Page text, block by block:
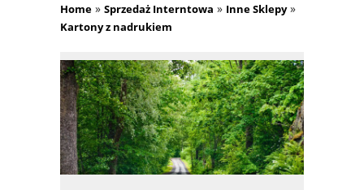
Home » Sprzedaż Interntowa » Inne Sklepy»
Kartony z nadrukiem